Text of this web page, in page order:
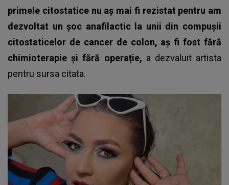
primele citostatice nu aș mai fi rezistat pentru am
dezvoltat un șoc anafilactic la unii din compușii
citostaticelor de cancer de colon, aș fi fost fără
chimioterapie și fără operație, a dezvaluit artista
pentru sursa citata.